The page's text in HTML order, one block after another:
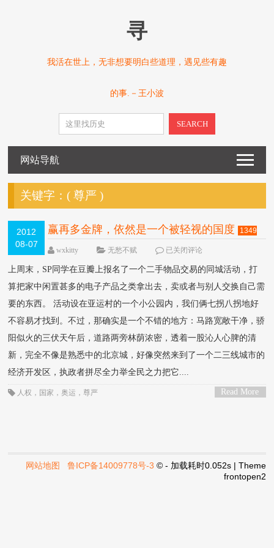
寻
我活在世上，无非想要明白些道理，遇见些有趣
的事.－王小波
SEARCH
网站导航
关键字：(尊严 )
2012
08-07
赢再多金牌，依然是一个被轻视的国度 1349
VIEWwxkitty 无愁不赋 已关闭评论
上周末，SP同学在豆瓣上报名了一个二手物品交易的同城活动，打
算把家中闲置甚多的电子产品之类拿出去，卖或者与别人交换自己需
要的东西。 活动设在亚运村的一个小公园内，我们俩七拐八拐地好
不容易才找到。不过，那确实是一个不错的地方：马路宽敞干净，骄
阳似火的三伏天午后，道路两旁林荫浓密，透着一股沁人心脾的清
新，完全不像是熟悉中的北京城，好像突然来到了一个二三线城市的
经济开发区，执政者拼尽全力举全民之力把它....
Read More
人权 ， 国家 ， 奥运 ，尊严
网站地图 鲁ICP备14009778号-3 © - 加载耗时0.052s | Theme
frontopen2